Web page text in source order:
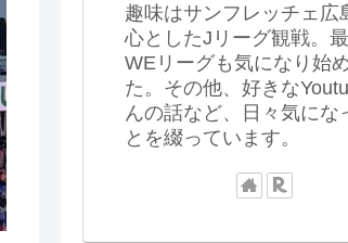
趣味はサンフレッチェ広
心としたJリーグ観戦。
WEリーグも気になり始
た。その他、好きな
んの話など、日々気にな
とを綴っています。